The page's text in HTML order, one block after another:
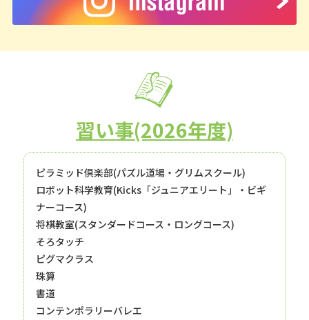
習い事(2026年度)
ピラミッド倶楽部(パズル道場・グリムスクール)
ロボット科学教育(Kicks「ジュニアエリート」・ビギ
ナーコース)
将棋教室(スタンダードコース・ロングコース)
そろタッチ
ピグマクラス
珠算
書道
コンテンポラリーバレエ